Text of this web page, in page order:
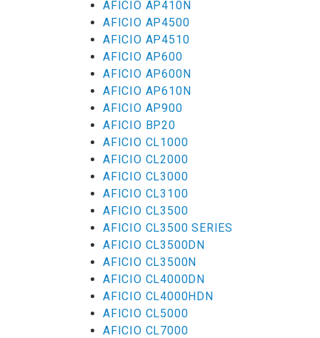
AFICIO AP410N
AFICIO AP4500
AFICIO AP4510
AFICIO AP600
AFICIO AP600N
AFICIO AP610N
AFICIO AP900
AFICIO BP20
AFICIO CL1000
AFICIO CL2000
AFICIO CL3000
AFICIO CL3100
AFICIO CL3500
AFICIO CL3500 SERIES
AFICIO CL3500DN
AFICIO CL3500N
AFICIO CL4000DN
AFICIO CL4000HDN
AFICIO CL5000
AFICIO CL7000